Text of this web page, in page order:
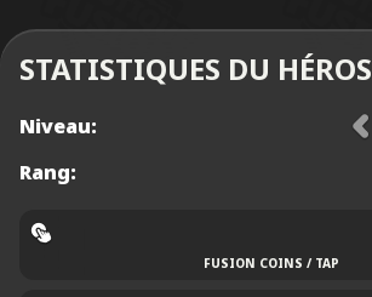
STATISTIQUES DU HÉROS
Niveau:
Rang:
FUSION COINS / TAP